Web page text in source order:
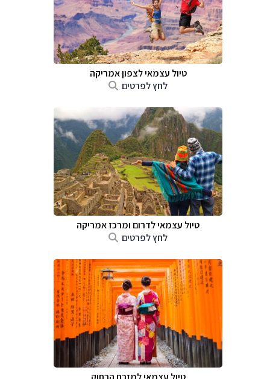
טיול עצמאי לצפון אמריקה
לחץ לפרטים
טיול עצמאי לדרום ומרכז אמריקה
לחץ לפרטים